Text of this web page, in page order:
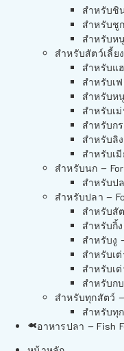
สำหรับชิ
สำหรับชู
สำหรับห
สำหรับสัตว์เลี้ย
สำหรับแ
สำหรับเ
สำหรับห
สำหรับเ
สำหรับก
สำหรับลิ
สำหรับเ
สำหรับนก –
สำหรับป
สำหรับปลา –
สำหรับสั
สำหรับกิ้
สำหรับงู
สำหรับเ
สำหรับเ
สำหรับก
สำหรับทุกสัตว์
สำหรับทุ
อาหารปลา – Fish